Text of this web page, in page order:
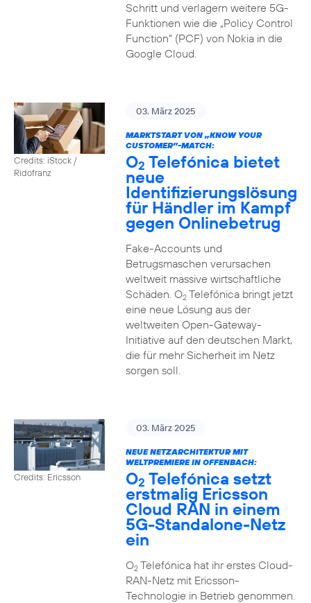
Schritt und verlagern weitere 5G-
Funktionen wie die „Policy Control
Function“ (PCF) von Nokia in die
Google Cloud.
Credits: iStock /
Ridofranz
03. März 2025
MARKTSTART VON „KNOW YOUR
CUSTOMER”-MATCH:
O2 Telefónica bietet
neue
Identifizierungslösung
für Händler im Kampf
gegen Onlinebetrug
Fake-Accounts und
Betrugsmaschen verursachen
weltweit massive wirtschaftliche
Schäden. O2Telefónica bringt jetzt
eine neue Lösung aus der
weltweiten Open-Gateway-
Initiative auf den deutschen Markt,
die für mehr Sicherheit im Netz
sorgen soll.
Credits: Ericsson
03. März 2025
NEUE NETZARCHITEKTUR MIT
WELTPREMIERE IN OFFENBACH:
O2 Telefónica setzt
erstmalig Ericsson
Cloud RAN in einem
5G-Standalone-Netz
ein
O2Telefónica hat ihr erstes Cloud-
RAN-Netz mit Ericsson-
Technologie in Betrieb genommen.